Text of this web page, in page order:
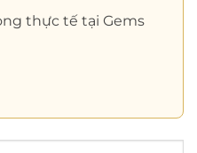
thực tế tại Gems